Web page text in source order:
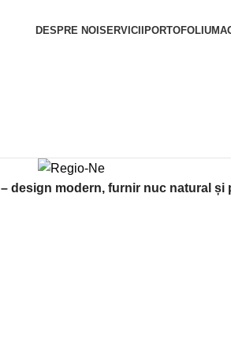
DESPRE NOI SERVICII PORTOFOLIU
design modern, furnir nuc natural și